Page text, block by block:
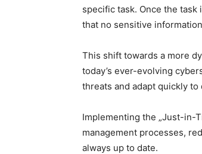
specific task. Once the
that no ‍sensitive
This shift towards a ​more⁤
today’s ever-evolving
⁣threats‌ and adapt quickly
Implementing the „Just-in-
management processes,
always⁣ up to date.